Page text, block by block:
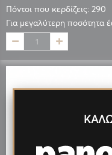
Πόντοι που κερδίζεις: 290
Για μεγαλύτερη ποσότητα